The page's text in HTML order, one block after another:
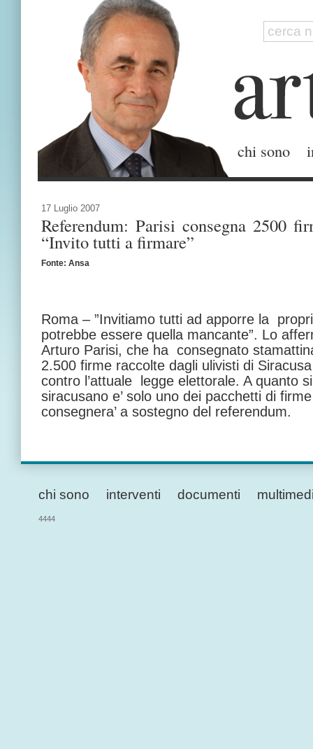
chi sono
17 Luglio 2007
Referendum: Parisi consegna 2500
“Invito tutti a firmare”
Fonte: Ansa
Roma – ”Invitiamo tutti ad apporre la
potrebbe essere quella mancante”. Lo
Arturo Parisi, che ha consegnato
2.500 firme raccolte dagli ulivisti di
contro l’attuale legge elettorale. A quanto
siracusano e’ solo uno dei pacchetti di
consegnera’ a sostegno del referendum.
chi sono interventi documenti
4444